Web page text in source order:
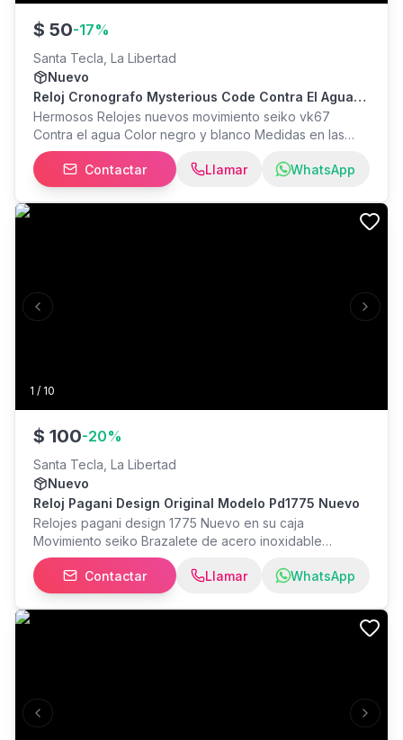
$ 50-17%
Santa Tecla, La Libertad
Nuevo
Reloj Cronografo Mysterious Code Contra El Agua
Nuevos
Hermosos Relojes nuevos movimiento seiko vk67
Contra el agua Color negro y blanco Medidas en las
imágenes del anuncio Corona de rosca Segunda
corona para mover la brujula del reloj Envio disponible a
la mayor parte del país WhatsApp
Contactar Llamar WhatsApp
1 / 10
Previous slide Next
$ 100-20%
Santa Tecla, La Libertad
Nuevo
Reloj Pagani Design Original Modelo Pd1775 Nuevo
Relojes pagani design 1775 Nuevo en su caja
Movimiento seiko Brazalete de acero inoxidable
Homenaje a reloj panda MAYOR INFO solo WhatsApp
Contactar
Llamar WhatsApp
Previous slide Next